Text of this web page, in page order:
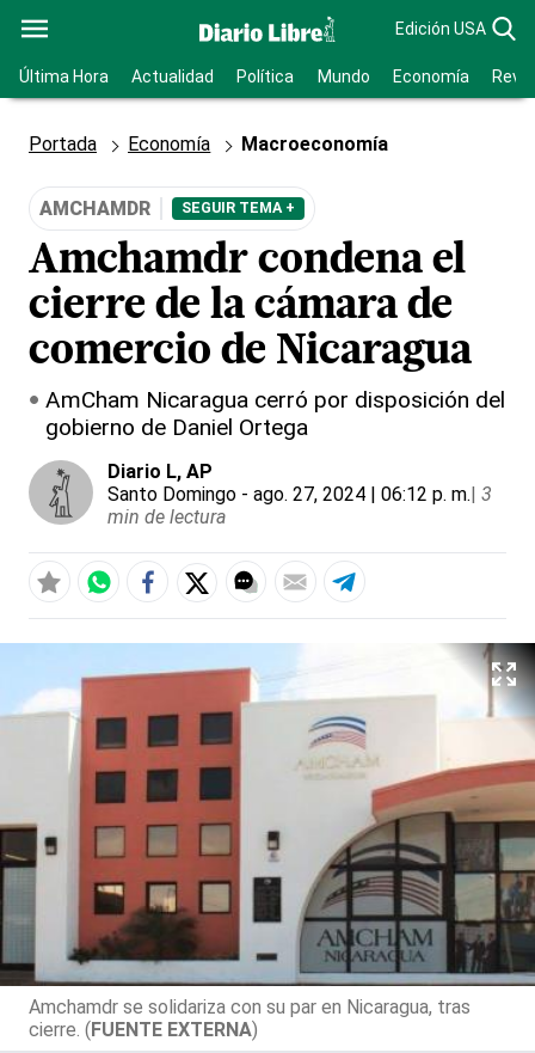
Edición USA
Última Hora Actualidad Política Mundo Economía
Portada Economía Macroeconomía
AMCHAMDR SEGUIR TEMA +
Amchamdr condena el
cierre de la cámara de
comercio de Nicaragua
AmCham Nicaragua cerró por disposición del
gobierno de Daniel Ortega
Diario L, AP
Santo Domingo - ago. 27, 2024 | 06:12 p. m.| 3
min de lectura
Amchamdr se solidariza con su par en Nicaragua, tras
cierre. (FUENTE EXTERNA)